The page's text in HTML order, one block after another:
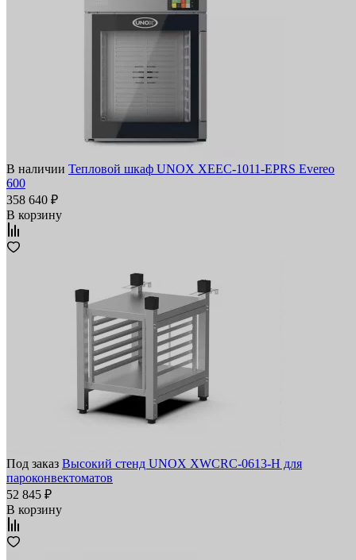
В наличии Тепловой шкаф UNOX XEEC-1011-EPRS Evereo
600
358 640 ₽
В корзину
Под заказ Высокий стенд UNOX XWCRC-0613-H для
пароконвектоматов
52 845 ₽
В корзину